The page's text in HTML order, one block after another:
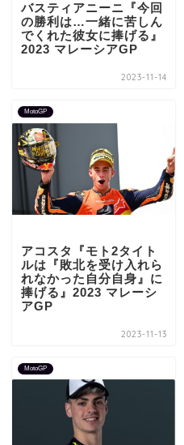
バスティアニーニ『今回
の勝利は…一緒に苦しん
でくれた彼女に捧げる』
2023 マレーシアGP
2023-11-14
MotoGP
アコスタ『モト2タイト
ルは『敗北を受け入れら
れなかった自分自身』に
捧げる』2023 マレーシ
アGP
2023-11-13
MotoGP